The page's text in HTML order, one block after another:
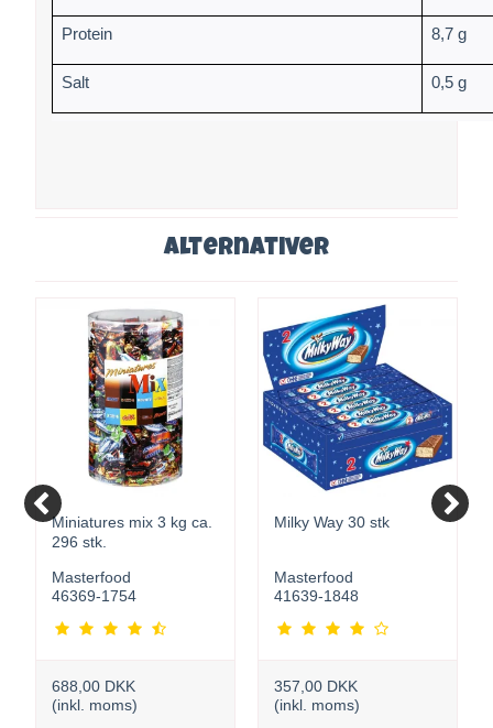
Protein 8,7 g
Salt 0,5 g
Alternativer
Miniatures mix 3 kg ca.
296 stk.
Masterfood
46369-1754
688,00 DKK
(inkl. moms)
Milky Way 30 stk
Masterfood
41639-1848
357,00 DKK
(inkl. moms)